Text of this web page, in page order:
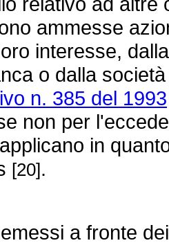
ammesse
interesse,
o dalla
n. 385 del 1993
non per
in
[20].
a fronte